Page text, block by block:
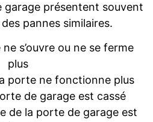
garage présentent souvent
pannes similaires.
s’ouvre ou ne se ferme
plus
porte ne fonctionne plus
de garage est cassé
de la porte de garage est